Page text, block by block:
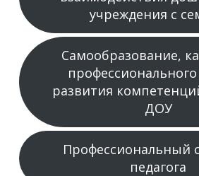
учреждения с
Самообразование,
развития
ДОУ
Профессиональный
педагога